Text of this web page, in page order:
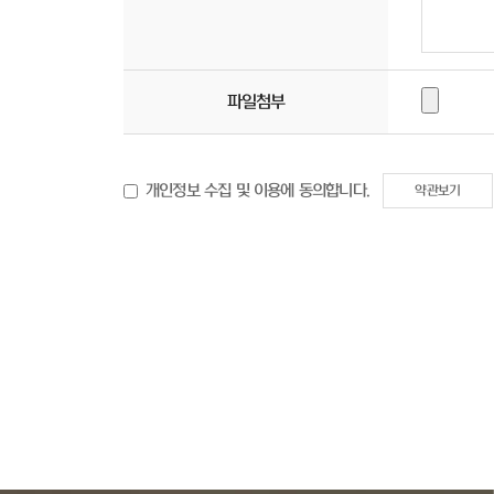
파일첨부
개인정보 수집 및 이용에 동의합니다. 약관보기